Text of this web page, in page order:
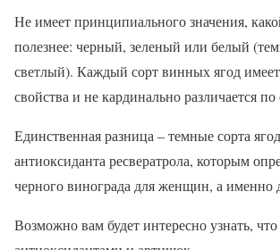
Не имеет принципиального значения,
полезнее: черный, зеленый или белый
светлый). Каждый сорт винных ягод
свойства и не кардинально различается по
Единственная разница – темные сорта
антиоксиданта ресвератрола, которым
черного винограда для женщин, а именно
Возможно вам будет интересно узнать, что